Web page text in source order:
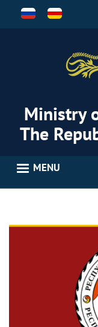
Ministry
The
MENU